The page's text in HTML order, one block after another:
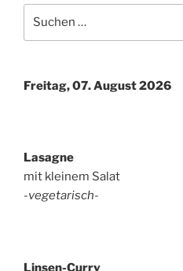
nach:
Freitag, 07. August 2026
Lasagne
mit kleinem Salat
-vegetarisch-
Linsen-Curry